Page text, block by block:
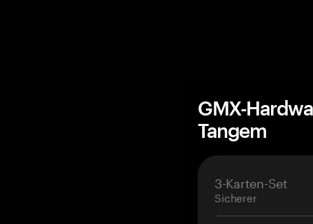
GMX-
Tangem
3-Karten-Set
Sicherer